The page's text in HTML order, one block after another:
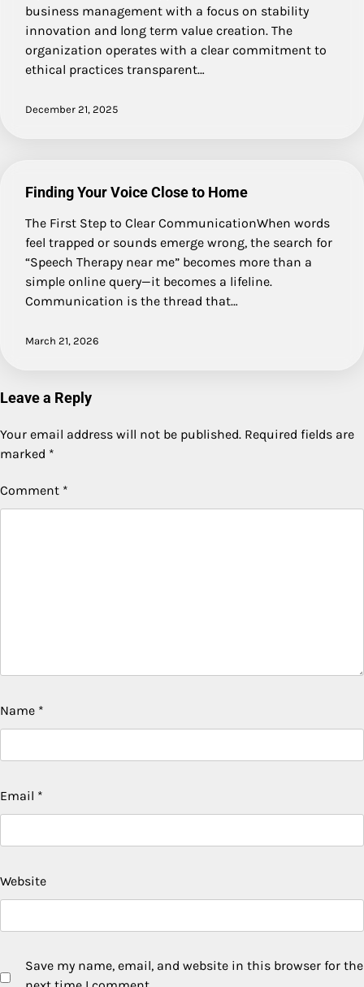
business management with a focus on stability
innovation and long term value creation. The
organization operates with a clear commitment to
ethical practices transparent…
December 21, 2025
Finding Your Voice Close to Home
The First Step to Clear CommunicationWhen words
feel trapped or sounds emerge wrong, the search for
“Speech Therapy near me” becomes more than a
simple online query—it becomes a lifeline.
Communication is the thread that…
March 21, 2026
Leave a Reply
Your email address will not be published. Required fields are
marked *
Comment *
Name *
Email *
Website
Save my name, email, and website in this browser for the